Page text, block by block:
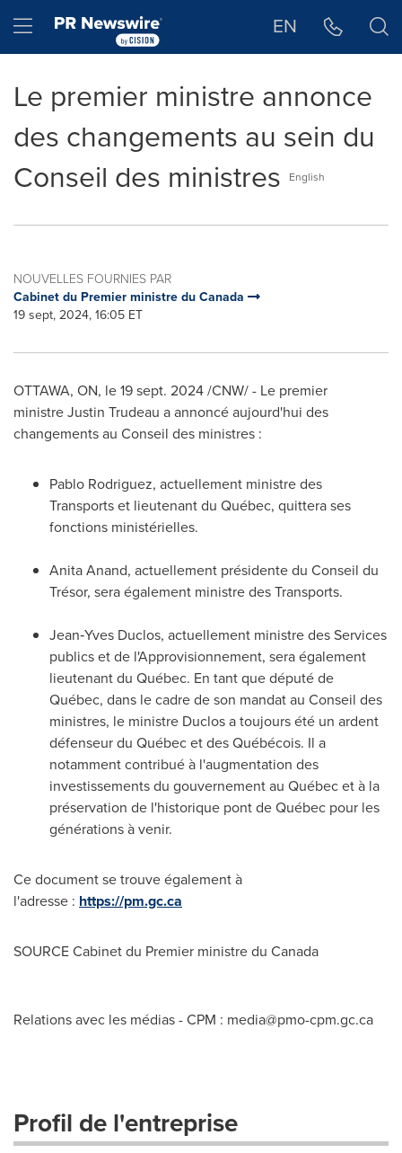
Hamburger menu EN
Le premier ministre annonce
des changements au sein du
Conseil des ministres
English
NOUVELLES FOURNIES PAR
Cabinet du Premier ministre du Canada
19 sept, 2024, 16:05 ET
OTTAWA, ON, le19 sept. 2024/CNW/ - Le premier
ministre Justin Trudeau a annoncé aujourd'hui des
changements au Conseil des ministres :
Pablo Rodriguez, actuellement ministre des
Transports et lieutenant du Québec, quittera ses
fonctions ministérielles.
Anita Anand, actuellement présidente du Conseil du
Trésor, sera également ministre des Transports.
Jean‑Yves Duclos, actuellement ministre des Services
publics et de l'Approvisionnement, sera également
lieutenant du Québec. En tant que député de
Québec, dans le cadre de son mandat au Conseil des
ministres, le ministre Duclos a toujours été un ardent
défenseur du Québec et des Québécois. Il a
notamment contribué à l'augmentation des
investissements du gouvernement au Québec et à la
préservation de l'historique pont de Québec pour les
générations à venir.
Ce document se trouve également à
l'adresse : https://pm.gc.ca
SOURCE Cabinet du Premier ministre du Canada
Relations avec les médias - CPM : media@pmo-cpm.gc.ca
Profil de l'entreprise